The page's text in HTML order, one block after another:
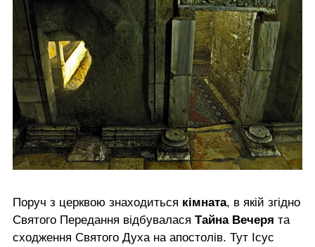
Поруч з церквою знаходиться кімната, в якій згідно
Святого Передання відбувалася Тайна Вечеря та
сходження Святого Духа на апостолів. Тут Ісус